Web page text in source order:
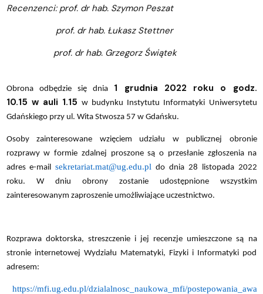
Recenzenci: prof. dr hab. Szymon Peszat
prof. dr hab. Łukasz Stettner
prof. dr hab. Grzegorz Świątek
Obrona odbędzie się dnia 1 grudnia 2022 roku o godz.
10.15 w auli 1.15 w budynku Instytutu Informatyki Uniwersytetu
Gdańskiego przy ul. Wita Stwosza 57 w Gdańsku.
Osoby zainteresowane wzięciem udziału w publicznej obronie
rozprawy w formie zdalnej proszone są o przesłanie zgłoszenia na
adres e-mailsekretariat.mat@ug.edu.pl do dnia 28 listopada 2022
roku. W dniu obrony zostanie udostępnione wszystkim
zainteresowanym zaproszenie umożliwiające uczestnictwo.
Rozprawa doktorska, streszczenie i jej recenzje umieszczone są na
stronie internetowej Wydziału Matematyki, Fizyki i Informatyki pod
adresem:
https://mfi.ug.edu.pl/dzialalnosc_naukowa_mfi/postepowania_awa